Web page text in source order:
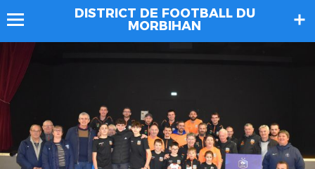
DISTRICT DE FOOTBALL DU
MORBIHAN